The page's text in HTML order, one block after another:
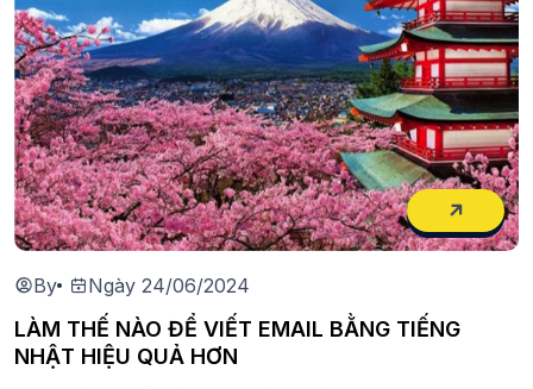
By Ngày 24/06/2024
LÀM THẾ NÀO ĐỂ VIẾT EMAIL BẰNG TIẾNG
NHẬT HIỆU QUẢ HƠN